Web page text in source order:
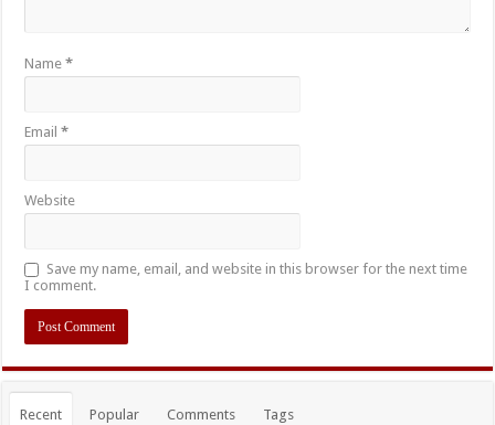
Name*
Email*
Website
Save my name, email, and website in this browser for the next time
I comment.
Recent Popular Comments Tags